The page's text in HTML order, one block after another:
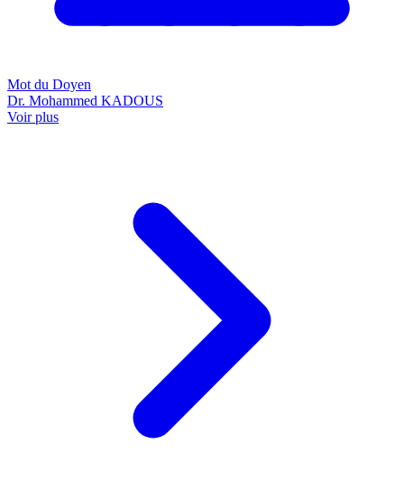
Mot du Doyen
Dr. Mohammed KADOUS
Voir plus